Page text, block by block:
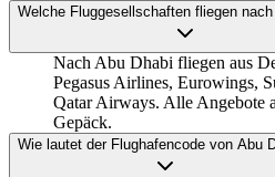
Welche Fluggesellschaften fliegen
Nach Abu Dhabi fliegen aus
Pegasus Airlines, Eurowings,
Qatar Airways. Alle Angebote
Gepäck.
Wie lautet der Flughafencode von Abu